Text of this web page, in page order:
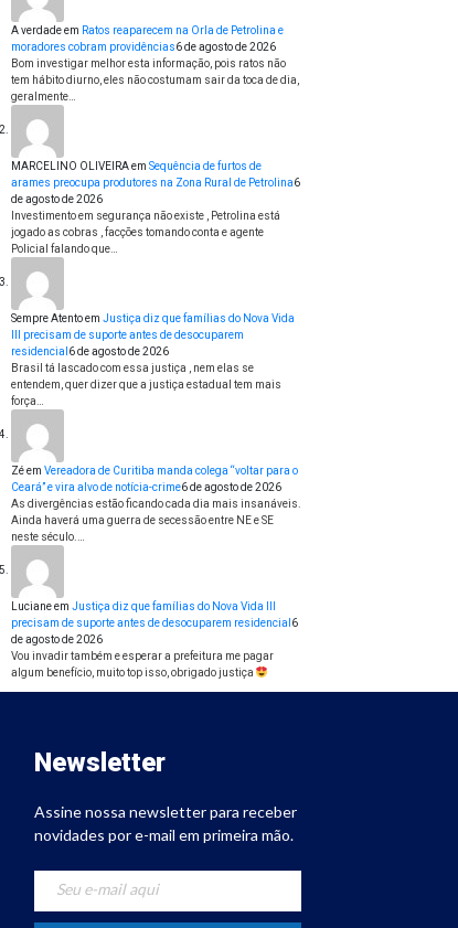
A verdadeem Ratos reaparecem na Orla de Petrolina e
moradores cobram providências6 de agosto de 2026
Bom investigar melhor esta informação, pois ratos não
tem hábito diurno, eles não costumam sair da toca de dia,
geralmente…
MARCELINO OLIVEIRAem Sequência de furtos de
arames preocupa produtores na Zona Rural de Petrolina6
de agosto de 2026
Investimento em segurança não existe , Petrolina está
jogado as cobras , facções tomando conta e agente
Policial falando que…
Sempre Atentoem Justiça diz que famílias do Nova Vida
III precisam de suporte antes de desocuparem
residencial 6 de agosto de 2026
Brasil tá lascado com essa justiça , nem elas se
entendem, quer dizer que a justiça estadual tem mais
força…
Zéem Vereadora de Curitiba manda colega “voltar para o
Ceará” e vira alvo de notícia-crime6 de agosto de 2026
As divergências estão ficando cada dia mais insanáveis.
Ainda haverá uma guerra de secessão entre NE e SE
neste século.…
Lucianeem Justiça diz que famílias do Nova Vida III
precisam de suporte antes de desocuparem residencial 6
de agosto de 2026
Vou invadir também e esperar a prefeitura me pagar
algum benefício, muito top isso, obrigado justiça
Newsletter
Assine nossa newsletter para receber
novidades por e-mail em primeira mão.